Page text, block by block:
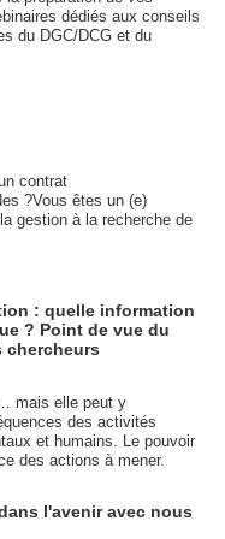
dédiés aux conseils
du DGC/DCG et du
contrat
?Vous êtes un (e)
gestion à la recherche de
: quelle information
? Point de vue du
chercheurs
mais elle peut y
des activités
et humains. Le pouvoir
des actions à mener.
l'avenir avec nous